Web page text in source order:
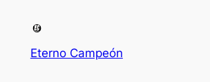
Eterno Campeón